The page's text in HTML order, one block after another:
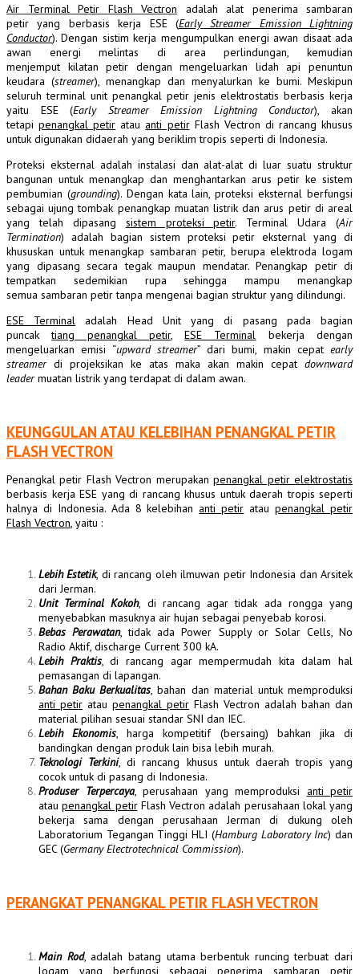
Air Terminal Petir Flash Vectron adalah alat penerima sambaran
petir yang berbasis kerja ESE (Early Streamer Emission Lightning
Conductor). Dengan sistim kerja mengumpulkan energi awan disaat ada
awan energi melintas di area perlindungan, kemudian
menjemput kilatan petir dengan mengeluarkan lidah api penuntun
keudara (streamer), menangkap dan menyalurkan ke bumi. Meskipun
seluruh terminal unit penangkal petir jenis elektrostatis berbasis kerja
yaitu ESE (Early Streamer Emission Lightning Conductor), akan
tetapipenangkal petir atau anti petirFlash Vectron di rancang khusus
untuk digunakan didaerah yang beriklim tropis seperti di Indonesia.
Proteksi eksternal adalah instalasi dan alat-alat di luar suatu struktur
bangunan untuk menangkap dan menghantarkan arus petir ke sistem
pembumian (grounding). Dengan kata lain, proteksi eksternal berfungsi
sebagai ujung tombak penangkap muatan listrik dan arus petir di areal
yang telah dipasang sistem proteksi petir. Terminal Udara (Air
Termination) adalah bagian sistem proteksi petir eksternal yang di
khususkan untuk menangkap sambaran petir, berupa elektroda logam
yang dipasang secara tegak maupun mendatar. Penangkap petir di
tempatkan sedemikian rupa sehingga mampu menangkap
semua sambaran petir tanpa mengenai bagian struktur yang dilindungi.
ESE Terminal
adalah Head Unit yang di pasang pada bagian
puncaktiang penangkal petir,ESE Terminal
bekerja dengan
mengeluarkan emisi “upward streamer” dari bumi, makin cepat early
streamerdi projeksikan ke atas maka akan makin cepat downward
leadermuatan listrik yang terdapat di dalam awan.
KEUNGGULAN ATAU KELEBIHAN PENANGKAL PETIR
FLASH VECTRON
Penangkal petir Flash Vectron merupakanpenangkal petir elektrostatis
berbasis kerja ESE yang di rancang khusus untuk daerah tropis seperti
halnya di Indonesia. Ada 8 kelebihan anti petir ataupenangkal petir
Flash Vectron , yaitu :
Lebih Estetik, di rancang oleh ilmuwan petir Indonesia dan Arsitek
dari Jerman.
Unit Terminal Kokoh, di rancang agar tidak ada rongga yang
menyebabkan masuknya air hujan sebagai penyebab korosi.
Bebas Perawatan, tidak ada Power Supply or Solar Cells, No
Radio Aktif, discharge Current 300 kA.
Lebih Praktis, di rancang agar mempermudah kita dalam hal
pemasangan di lapangan.
Bahan Baku Berkualitas , bahan dan material untuk memproduksi
anti petir atau penangkal petir Flash Vectron adalah bahan dan
material pilihan sesuai standar SNI dan IEC.
Lebih Ekonomis , harga kompetitif (bersaing) bahkan jika di
bandingkan dengan produk lain bisa lebih murah.
Teknologi Terkini, di rancang khusus untuk daerah tropis yang
cocok untuk di pasang di Indonesia.
Produser Terpercaya, perusahaan yang memproduksi anti petir
ataupenangkal petirFlash Vectron adalah perusahaan lokal yang
bekerja sama dengan perusahaan Jerman di dukung oleh
Laboratorium Tegangan Tinggi HLI (Hamburg Laboratory Inc) dan
GEC (Germany Electrotechnical Commission).
PERANGKAT PENANGKAL PETIR FLASH VECTRON
Main Rod, adalah batang utama berbentuk runcing terbuat dari
logam yang berfungsi sebagai penerima sambaran petir